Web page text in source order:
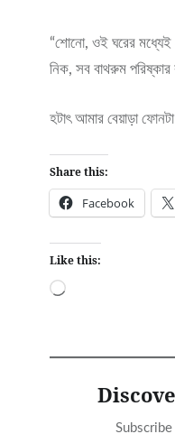
“শোনো, ওই ঘরের
নিক, সব বাথরুম পরিষ্কার
হটাৎ আমার বেয়াড়া
Share this:
Facebook
Like this:
Loading…